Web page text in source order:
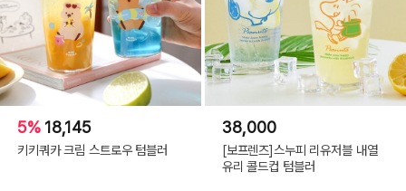
5% 18,145
키키쿼카 크림 스트로우 텀블러
38,000
[보프렌즈]스누피 리유저블 내열
유리 콜드컵 텀블러